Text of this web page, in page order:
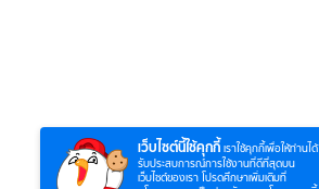
เว็บไซต์นี้ใช้คุกกี้ เราใช้คุกกี้เพื่อให้ท่านได้
รับประสบการณ์การใช้งานที่ดีที่สุดบน
เว็บไซต์ของเรา โปรดศึกษาเพิ่มเติมที่